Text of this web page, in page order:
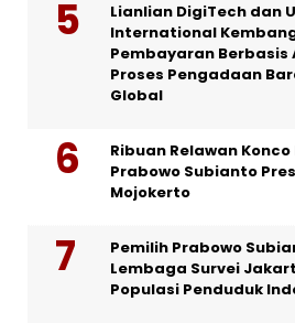
Lianlian DigiTech dan
International
Pembayaran Berbasis
Proses Pengadaan
Global
Ribuan Relawan
Prabowo Subianto
Mojokerto
Pemilih Prabowo
Lembaga Survei
Populasi Penduduk